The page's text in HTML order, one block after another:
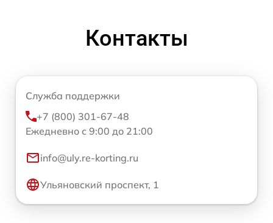
Контакты
Служба поддержки
+7 (800) 301-67-48
Ежедневно с 9:00 до 21:00
info@uly.re-korting.ru
Ульяновский проспект, 1